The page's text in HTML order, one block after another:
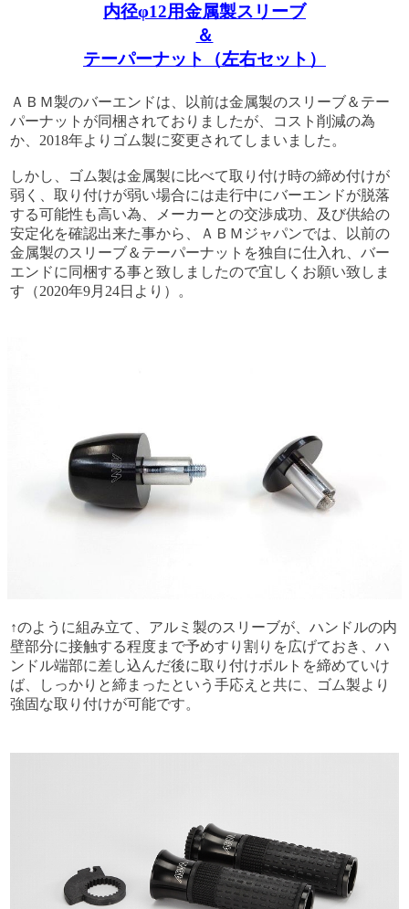
内径φ12用金属製スリーブ
＆
テーパーナット（左右セット）
ＡＢＭ製のバーエンドは、以前は金属製のスリーブ＆テー
パーナットが同梱されておりましたが、コスト削減の為
か、2018年よりゴム製に変更されてしまいました。
しかし、ゴム製は金属製に比べて取り付け時の締め付けが
弱く、取り付けが弱い場合には走行中にバーエンドが脱落
する可能性も高い為、メーカーとの交渉成功、及び供給の
安定化を確認出来た事から、ＡＢＭジャパンでは、以前の
金属製のスリーブ＆テーパーナットを独自に仕入れ、バー
エンドに同梱する事と致しましたので宜しくお願い致しま
す（2020年9月24日より）。
↑のように組み立て、アルミ製のスリーブが、ハンドルの内
壁部分に接触する程度まで予めすり割りを広げておき、ハ
ンドル端部に差し込んだ後に取り付けボルトを締めていけ
ば、しっかりと締まったという手応えと共に、ゴム製より
強固な取り付けが可能です。